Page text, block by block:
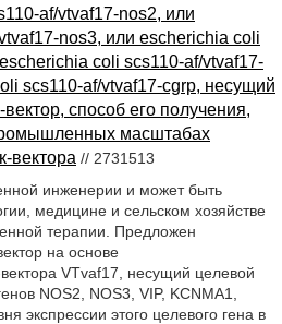
af/vtvaf17-nos2, или
nos3, или escherichia coli
coli scs110-af/vtvaf17-
scs110-af/vtvaf17-cgrp, несущий
способ его получения,
масштабах
вектора // 2731513
инженерии и может быть
медицине и сельском хозяйстве
терапии. Предложен
на основе
VTvaf17, несущий целевой
NOS2, NOS3, VIP, KCNMA1,
экспрессии этого целевого гена в